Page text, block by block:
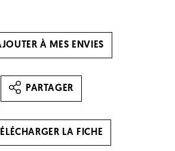
À MES ENVIES
PARTAGER
TÉLÉCHARGER LA FICHE